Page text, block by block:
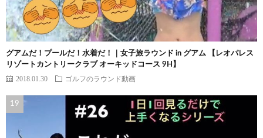
グアムだ！プールだ！水着だ！｜女子旅ラウンド in グアム 【レオパレス
リゾートカントリークラブ オーキッドコース 9H】
2018.01.30 ゴルフのラウンド動画